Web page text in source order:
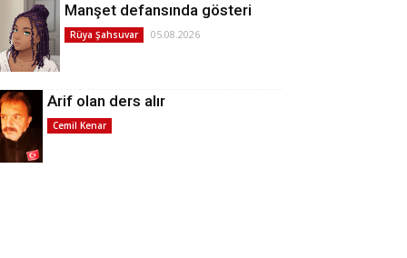
Manşet defansında gösteri
Rüya Şahsuvar 05.08.2026
Arif olan ders alır
Cemil Kenar